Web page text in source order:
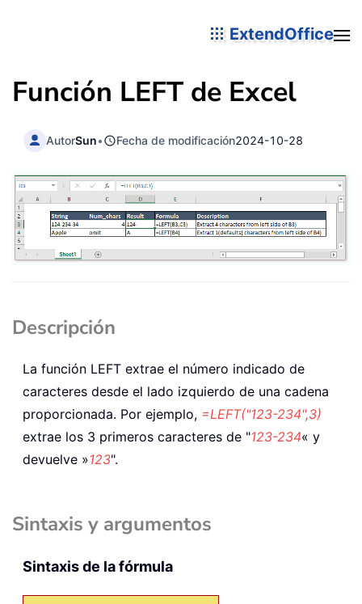
ExtendOffice
Función LEFT de Excel
AutorSun• Fecha de modificación2024-10-28
Descripción
La función LEFT extrae el número indicado de
caracteres desde el lado izquierdo de una cadena
proporcionada. Por ejemplo, =LEFT("123-234",3)
extrae los 3 primeros caracteres de "123-234« y
devuelve »123".
Sintaxis y argumentos
Sintaxis de la fórmula